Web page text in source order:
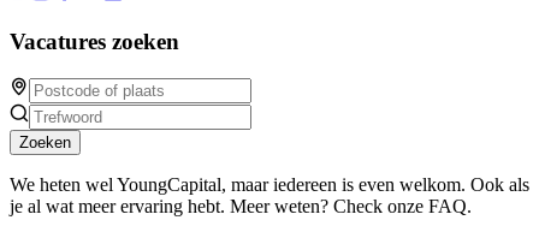
Vacatures zoeken
Zoeken
We heten wel YoungCapital, maar iedereen is even welkom. Ook als
je al wat meer ervaring hebt. Meer weten? Check onze FAQ.